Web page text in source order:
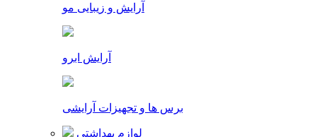
آرایش و زیبایی مو
آرایش ابرو
برس ها و تجهیزات آرایشی
لوازم بهداشتی